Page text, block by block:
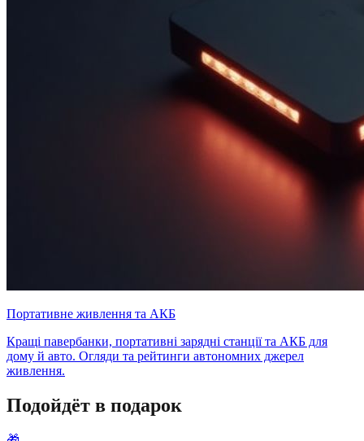
Портативне живлення та АКБ
Кращі павербанки, портативні зарядні станції та АКБ для
дому й авто. Огляди та рейтинги автономних джерел
живлення.
Подойдёт в подарок